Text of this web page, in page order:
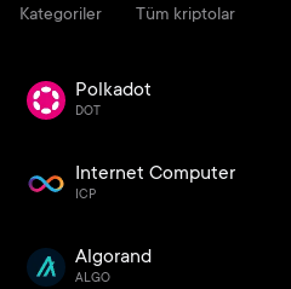
Kategoriler Tüm kriptolar
Polkadot
DOT
Internet Computer
ICP
Algorand
ALGO